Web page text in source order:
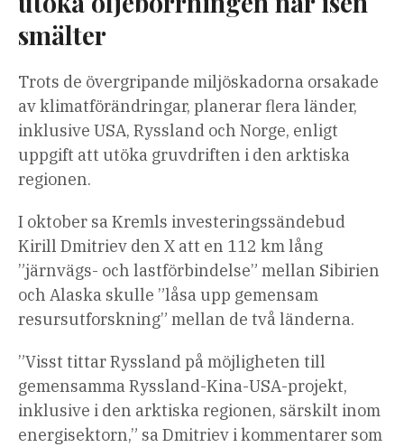
smälter
Trots de övergripande miljöskadorna orsakade
av klimatförändringar, planerar flera länder,
inklusive USA, Ryssland och Norge, enligt
uppgift att utöka gruvdriften i den arktiska
regionen.
I oktober sa Kremls investeringssändebud
Kirill Dmitriev den X att en 112 km lång
”järnvägs- och lastförbindelse” mellan Sibirien
och Alaska skulle ”låsa upp gemensam
resursutforskning” mellan de två länderna.
”Visst tittar Ryssland på möjligheten till
gemensamma Ryssland-Kina-USA-projekt,
inklusive i den arktiska regionen, särskilt inom
energisektorn,” sa Dmitriev i kommentarer som